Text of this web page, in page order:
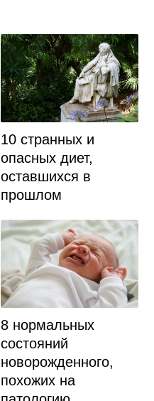
10 странных и
опасных диет,
оставшихся в
прошлом
8 нормальных
состояний
новорожденного,
похожих на